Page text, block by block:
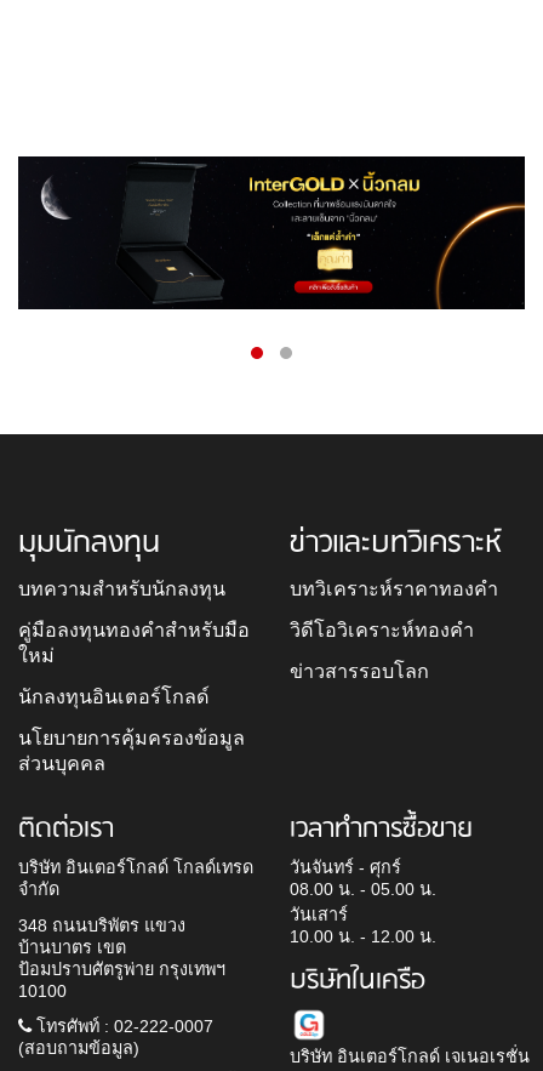
มุมนักลงทุน
บทความสำหรับนักลงทุน
คู่มือลงทุนทองคำสำหรับมือ
ใหม่
นักลงทุนอินเตอร์โกลด์
นโยบายการคุ้มครองข้อมูล
ส่วนบุคคล
ข่าวและบทวิเคราะห์
บทวิเคราะห์ราคาทองคำ
วิดีโอวิเคราะห์ทองคำ
ข่าวสารรอบโลก
ติดต่อเรา
บริษัท อินเตอร์โกลด์ โกลด์เทรด
จำกัด
348 ถนนบริพัตร แขวง
บ้านบาตร เขต
ป้อมปราบศัตรูพ่าย กรุงเทพฯ
10100
โทรศัพท์ : 02-222-0007
(สอบถามข้อมูล)
เวลาทำการซื้อขาย
วันจันทร์ - ศุกร์
08.00 น. - 05.00 น.
วันเสาร์
10.00 น. - 12.00 น.
บริษัทในเครือ
บริษัท อินเตอร์โกลด์ เจเนอเรชั่น